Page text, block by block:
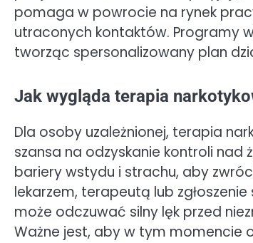
pomaga w powrocie na rynek
utraconych kontaktów. Programy
tworząc spersonalizowany plan
Jak wygląda terapia
Dla osoby uzależnionej, terapia
szansa na odzyskanie kontroli nad
bariery wstydu i strachu, aby
lekarzem, terapeutą lub
może odczuwać silny lęk przed
Ważne jest, aby w tym momencie